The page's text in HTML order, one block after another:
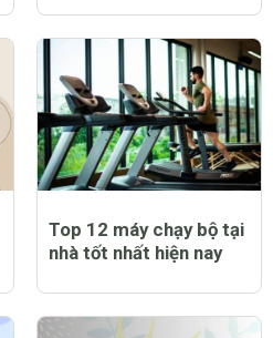
Top 12 máy chạy bộ tại
nhà tốt nhất hiện nay